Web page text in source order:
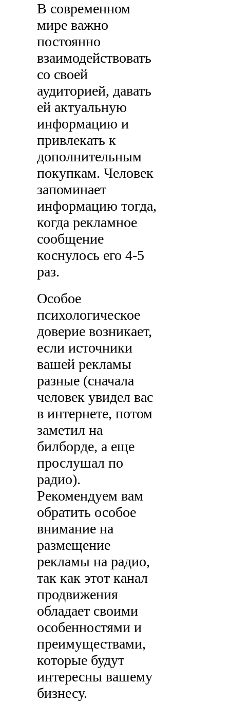
В современном
мире важно
постоянно
взаимодействовать
со своей
аудиторией, давать
ей актуальную
информацию и
привлекать к
дополнительным
покупкам. Человек
запоминает
информацию тогда,
когда рекламное
сообщение
коснулось его 4-5
раз.
Особое
психологическое
доверие возникает,
если источники
вашей рекламы
разные (сначала
человек увидел вас
в интернете, потом
заметил на
билборде, а еще
прослушал по
радио).
Рекомендуем вам
обратить особое
внимание на
размещение
рекламы на радио,
так как этот канал
продвижения
обладает своими
особенностями и
преимуществами,
которые будут
интересны вашему
бизнесу.